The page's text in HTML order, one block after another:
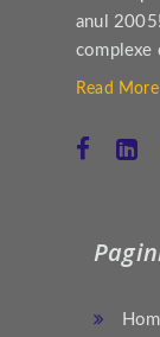
anul
complexe
Read More